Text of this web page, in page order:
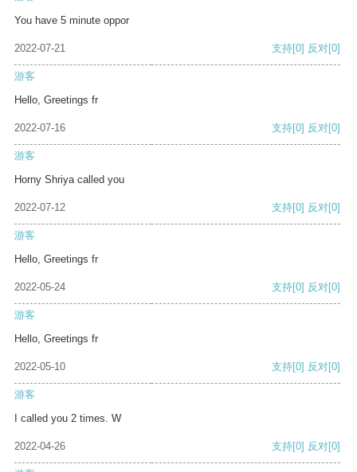
You have 5 minute oppor
2022-07-21 支持[0] 反对[0]
游客
Hello, Greetings fr
2022-07-16 支持[0] 反对[0]
游客
Horny Shriya called you
2022-07-12 支持[0] 反对[0]
游客
Hello, Greetings fr
2022-05-24 支持[0] 反对[0]
游客
Hello, Greetings fr
2022-05-10 支持[0] 反对[0]
游客
I called you 2 times. W
2022-04-26 支持[0] 反对[0]